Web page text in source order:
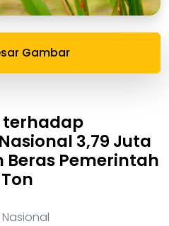
Gambar
terhadap
3,79 Juta
Beras Pemerintah